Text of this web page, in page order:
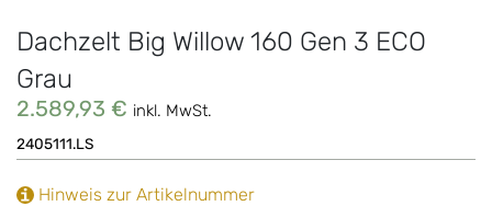
Dachzelt Big Willow 160 Gen 3 ECO
Grau
2.589,93 € inkl. MwSt.
2405111.LS
Hinweis zur Artikelnummer